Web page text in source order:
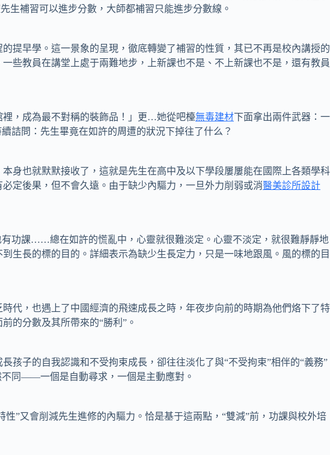
生補習可以進步分數，大師都補習只能進步分數線。
早學。這一景象的呈現，徹底轉變了補習的性質，其已不再是校內講授的
些教員在講堂上處于兩難地步，上新課也不是、不上新課也不是，還有教員
，成為最不對稱的裝飾品！」更…她從吧檯無毒建材下面拿出兩件武器：一
詰問：先生畢竟在如許的周遭的狀況下掉往了什么？
也就默默接收了，這就是先生在高中及以下學段屢屢能在國際上各類學科
定後果，但不會久遠。由于缺少內驅力，一旦外力削弱或消醫美診所設計
功課……總在如許的慌亂中，心靈就很難淡定。心靈不淡定，就很難靜靜地
生長的標的目的。詳細表示為缺少生長定力，只是一味地跟風。風的標的目
，也遇上了中國經濟的飛速成長之時，年夜步向前的時期為他們烙下了特
的分數及其所帶來的“勝利”。
孩子的自我認識和不受拘束成長，卻往往淡化了與“不受拘束”相伴的“義務”
不同——一個是自動尋求，一個是主動應對。
又會削減先生進修的內驅力。恰是基于這兩點，“雙減”前，功課與校外培